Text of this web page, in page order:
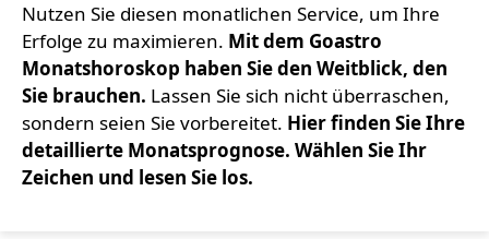
Nutzen Sie diesen monatlichen Service, um Ihre
Erfolge zu maximieren. Mit dem Goastro
Monatshoroskop haben Sie den Weitblick, den
Sie brauchen. Lassen Sie sich nicht überraschen,
sondern seien Sie vorbereitet. Hier finden Sie Ihre
detaillierte Monatsprognose. Wählen Sie Ihr
Zeichen und lesen Sie los.